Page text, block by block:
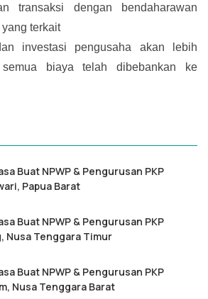
transaksi dengan bendaharawan
terkait
investasi pengusaha akan lebih
semua biaya telah dibebankan ke
Buat NPWP & Pengurusan PKP
Papua Barat
Buat NPWP & Pengurusan PKP
Nusa Tenggara Timur
Buat NPWP & Pengurusan PKP
Nusa Tenggara Barat